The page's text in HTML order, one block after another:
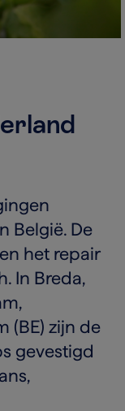
België. De
het repair
In Breda,
(BE) zijn de
gevestigd